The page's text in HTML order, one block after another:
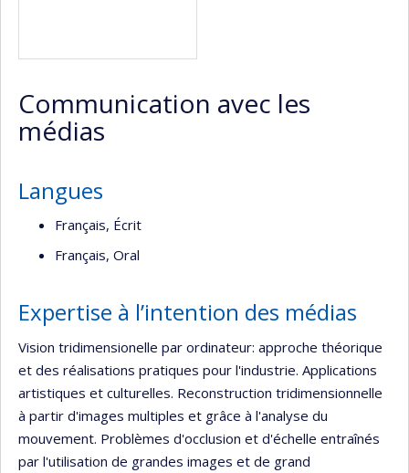
Communication avec les
médias
Langues
Français, Écrit
Français, Oral
Expertise à l’intention des médias
Vision tridimensionelle par ordinateur: approche théorique
et des réalisations pratiques pour l'industrie. Applications
artistiques et culturelles. Reconstruction tridimensionnelle
à partir d'images multiples et grâce à l'analyse du
mouvement. Problèmes d'occlusion et d'échelle entraînés
par l'utilisation de grandes images et de grand